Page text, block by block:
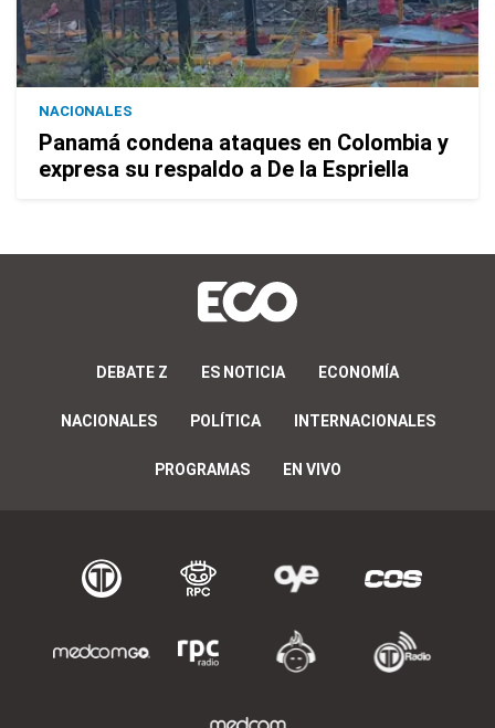
NACIONALES
Panamá condena ataques en Colombia y
expresa su respaldo a De la Espriella
DEBATE Z ES NOTICIA ECONOMÍA
NACIONALES POLÍTICA INTERNACIONALES
PROGRAMAS EN VIVO